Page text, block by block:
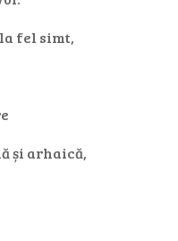
fel simt,
și arhaică,